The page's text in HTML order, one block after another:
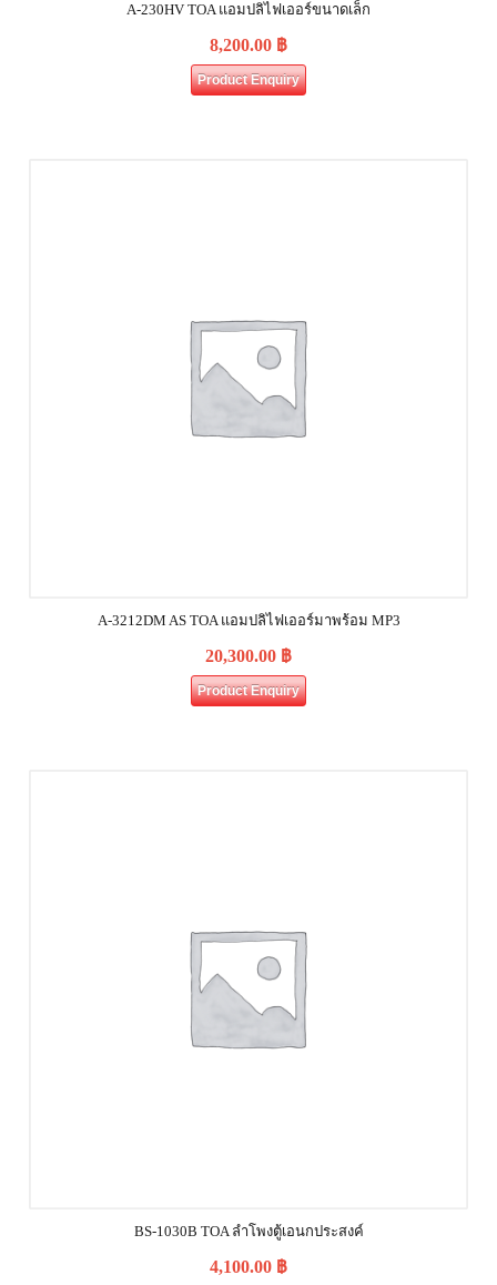
A-230HV TOA แอมปลิไฟเออร์ขนาดเล็ก
8,200.00 ฿
Product Enquiry
A-3212DM AS TOA แอมปลิไฟเออร์มาพร้อม MP3
20,300.00 ฿
Product Enquiry
BS-1030B TOA ลำโพงตู้เอนกประสงค์
4,100.00 ฿